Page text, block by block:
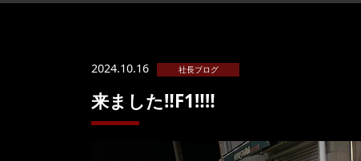
2024.10.16 社長ブログ
来ました‼️F1‼️‼️